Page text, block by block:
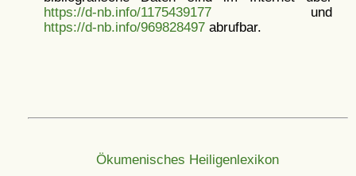
https://d-nb.info/1175439177und
https://d-nb.info/969828497abrufbar.
Ökumenisches Heiligenlexikon